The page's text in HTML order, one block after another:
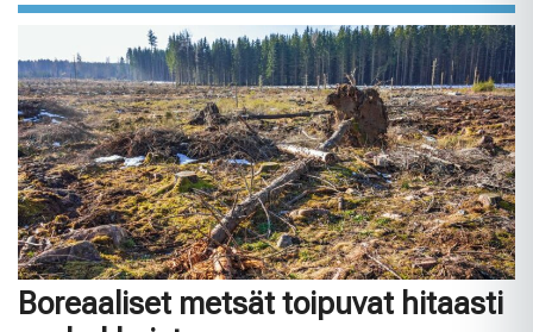
Boreaaliset metsät toipuvat hitaasti